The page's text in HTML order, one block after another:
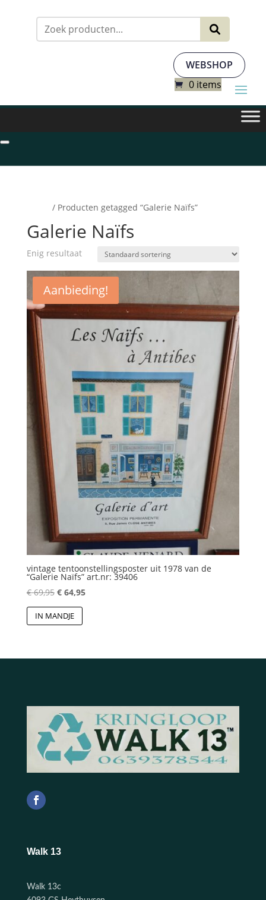
WEBSHOP
0 items
/ Producten getagged “Galerie Naïfs”
Galerie Naïfs
Enig resultaat
Aanbieding!
vintage tentoonstellingsposter uit 1978 van de
“Galerie Naïfs” art.nr: 39406
€69,95 Oorspronkelijke
prijs
was:
€64,95Huidige
IN MANDJE
Walk 13
Walk 13c